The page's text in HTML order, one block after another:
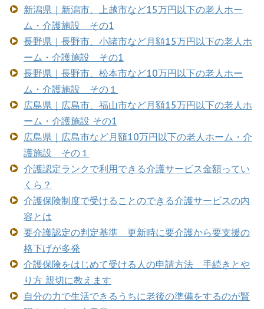
新潟県｜新潟市、上越市など15万円以下の老人ホー
ム・介護施設 その1
長野県｜長野市、小諸市など月額15万円以下の老人ホ
ーム・介護施設 その1
長野県｜長野市、松本市など10万円以下の老人ホー
ム・介護施設 その１
広島県｜広島市、福山市など月額15万円以下の老人ホ
ーム・介護施設 その1
広島県｜広島市など月額10万円以下の老人ホーム・介
護施設 その１
介護認定ランクで利用できる介護サービス金額ってい
くら？
介護保険制度で受けることのできる介護サービスの内
容とは
要介護認定の判定基準 更新時に要介護から要支援の
格下げが多発
介護保険をはじめて受ける人の申請方法 手続きとや
り方 親切に教えます
自分の力で生活できるうちに老後の準備をするのが賢